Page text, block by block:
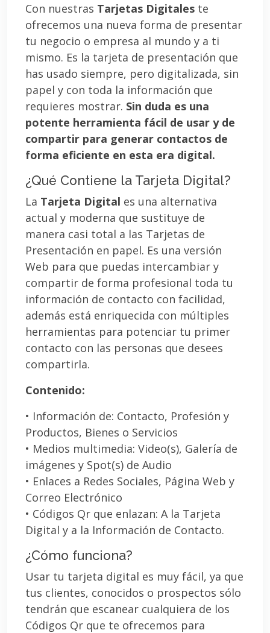
Con nuestras Tarjetas Digitales te
ofrecemos una nueva forma de presentar
tu negocio o empresa al mundo y a ti
mismo. Es la tarjeta de presentación que
has usado siempre, pero digitalizada, sin
papel y con toda la información que
requieres mostrar. Sin duda es una
potente herramienta fácil de usar y de
compartir para generar contactos de
forma eficiente en esta era digital.
¿Qué Contiene la Tarjeta Digital?
La Tarjeta Digital es una alternativa
actual y moderna que sustituye de
manera casi total a las Tarjetas de
Presentación en papel. Es una versión
Web para que puedas intercambiar y
compartir de forma profesional toda tu
información de contacto con facilidad,
además está enriquecida con múltiples
herramientas para potenciar tu primer
contacto con las personas que desees
compartirla.
Contenido:
• Información de: Contacto, Profesión y
Productos, Bienes o Servicios
• Medios multimedia: Video(s), Galería de
imágenes y Spot(s) de Audio
• Enlaces a Redes Sociales, Página Web y
Correo Electrónico
• Códigos Qr que enlazan: A la Tarjeta
Digital y a la Información de Contacto.
¿Cómo funciona?
Usar tu tarjeta digital es muy fácil, ya que
tus clientes, conocidos o prospectos sólo
tendrán que escanear cualquiera de los
Códigos Qr que te ofrecemos para